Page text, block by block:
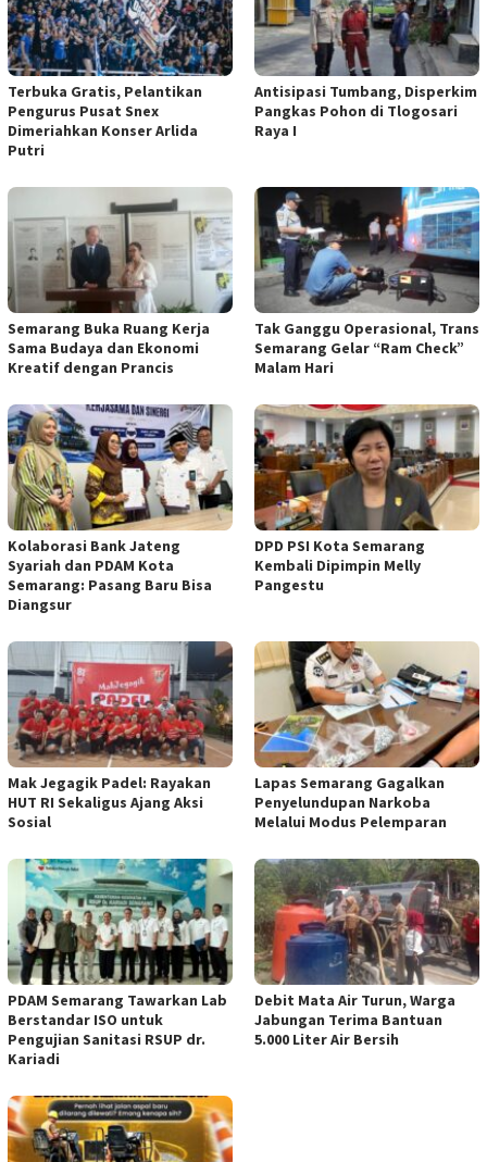
Terbuka Gratis, Pelantikan
Pengurus Pusat Snex
Dimeriahkan Konser Arlida
Putri
Antisipasi Tumbang, Disperkim
Pangkas Pohon di Tlogosari
Raya I
Semarang Buka Ruang Kerja
Sama Budaya dan Ekonomi
Kreatif dengan Prancis
Tak Ganggu Operasional, Trans
Semarang Gelar “Ram Check”
Malam Hari
Kolaborasi Bank Jateng
Syariah dan PDAM Kota
Semarang: Pasang Baru Bisa
Diangsur
DPD PSI Kota Semarang
Kembali Dipimpin Melly
Pangestu
Mak Jegagik Padel: Rayakan
HUT RI Sekaligus Ajang Aksi
Sosial
Lapas Semarang Gagalkan
Penyelundupan Narkoba
Melalui Modus Pelemparan
PDAM Semarang Tawarkan Lab
Berstandar ISO untuk
Pengujian Sanitasi RSUP dr.
Kariadi
Debit Mata Air Turun, Warga
Jabungan Terima Bantuan
5.000 Liter Air Bersih